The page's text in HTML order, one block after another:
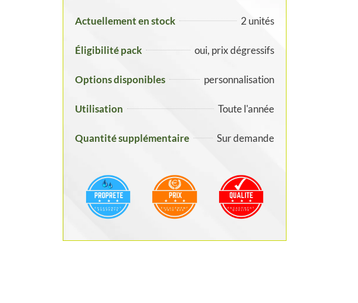
Actuellement en stock 2 unités
Éligibilité pack oui, prix dégressifs
Options disponibles personnalisation
Utilisation Toute l'année
Quantité supplémentaire Sur demande